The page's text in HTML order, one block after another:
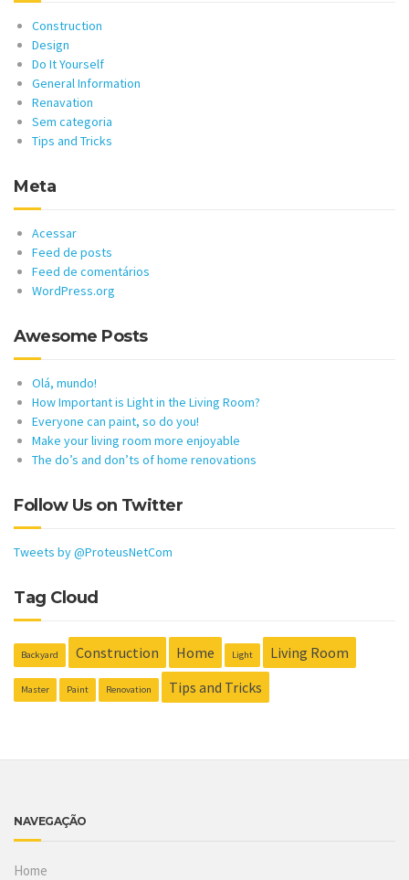
Construction
Design
Do It Yourself
General Information
Renavation
Sem categoria
Tips and Tricks
Meta
Acessar
Feed de posts
Feed de comentários
WordPress.org
Awesome Posts
Olá, mundo!
How Important is Light in the Living Room?
Everyone can paint, so do you!
Make your living room more enjoyable
The do’s and don’ts of home renovations
Follow Us on Twitter
Tweets by @ProteusNetCom
Tag Cloud
Backyard Construction Home Light Living Room
Master Paint Renovation Tips and Tricks
NAVEGAÇÃO
Home